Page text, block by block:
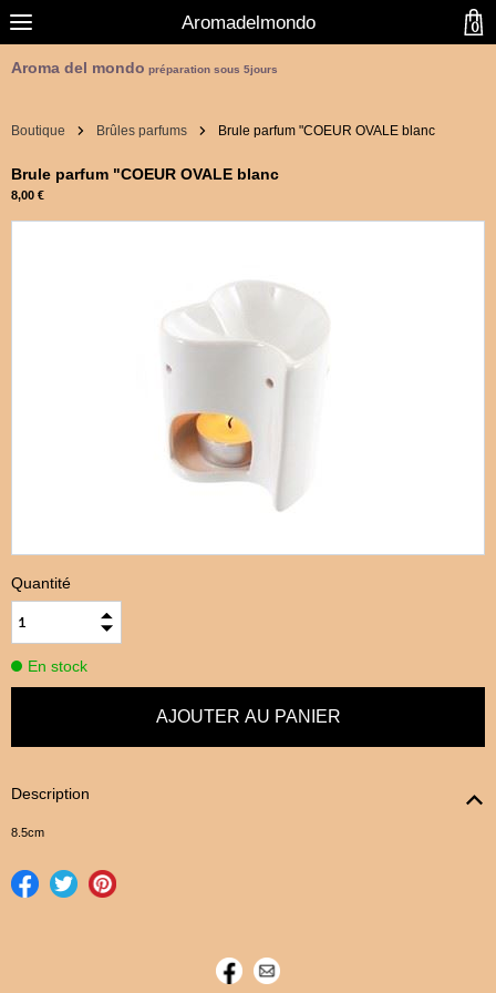
Aromadelmondo
Aroma del mondo préparation sous 5jours
Boutique Brûles parfums Brule parfum "COEUR OVALE blanc
Brule parfum "COEUR OVALE blanc
8,00 €
Quantité
En stock
Description
8.5cm
0